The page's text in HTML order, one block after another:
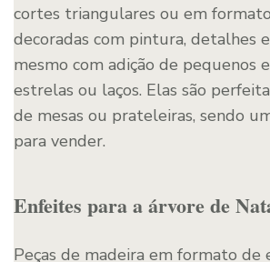
cortes triangulares ou em
decoradas com pintura, detalhes
mesmo com adição de pequenos
estrelas ou laços. Elas são
de mesas ou prateleiras, sendo
para vender.
Enfeites para a árvore de
Peças de madeira em formato de